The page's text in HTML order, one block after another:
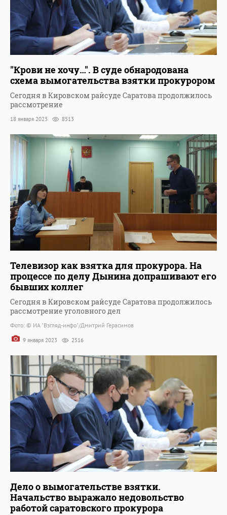
"Крови не хочу…". В суде обнародована
схема вымогательства взятки прокурором
Сегодня в Кировском райсуде Саратова продолжилось
рассмотрение
18 января 2023 8513
Телевизор как взятка для прокурора. На
процессе по делу Дынина допрашивают его
бывших коллег
Сегодня в Кировском райсуде Саратова продолжилось
рассмотрение уголовного дел
Фото: © ИА "Взгляд-инфо"/Дмитрий Герасимов
9 января 2023 2516
Дело о вымогательстве взятки.
Начальство выражало недовольство
работой саратовского прокурора